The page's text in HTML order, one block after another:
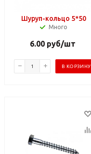
Шуруп-кольцо 5*50
Много
6.00руб/шт
В КОРЗИНУ